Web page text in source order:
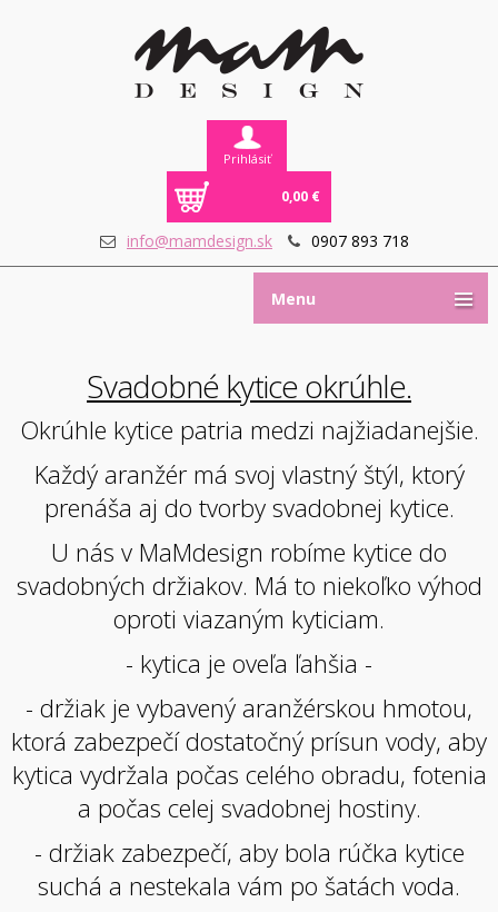
Prihlásiť
0,00 €
info@mamdesign.sk 0907 893 718
Svadobné kytice okrúhle.
Okrúhle kytice patria medzi najžiadanejšie.
Každý aranžér má svoj vlastný štýl, ktorý
prenáša aj do tvorby svadobnej kytice.
U nás v MaMdesign robíme kytice do
svadobných držiakov. Má to niekoľko výhod
oproti viazaným kyticiam.
- kytica je oveľa ľahšia -
- držiak je vybavený aranžérskou hmotou,
ktorá zabezpečí dostatočný prísun vody, aby
kytica vydržala počas celého obradu, fotenia
a počas celej svadobnej hostiny.
- držiak zabezpečí, aby bola rúčka kytice
suchá a nestekala vám po šatách voda.
Menu